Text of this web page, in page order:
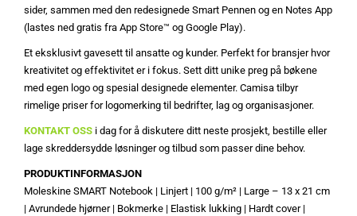
sider, sammen med den redesignede Smart Pennen og en Notes App
(lastes ned gratis fra App Store™ og Google Play).
Et eksklusivt gavesett til ansatte og kunder. Perfekt for bransjer hvor
kreativitet og effektivitet er i fokus. Sett ditt unike preg på bøkene
med egen logo og spesial designede elementer. Camisa tilbyr
rimelige priser for logomerking til bedrifter, lag og organisasjoner.
KONTAKT OSS i dag for å diskutere ditt neste prosjekt, bestille eller
lage skreddersydde løsninger og tilbud som passer dine behov.
PRODUKTINFORMASJON
Moleskine SMART Notebook | Linjert | 100 g/m² | Large – 13 x 21 cm
| Avrundede hjørner | Bokmerke | Elastisk lukking | Hardt cover |